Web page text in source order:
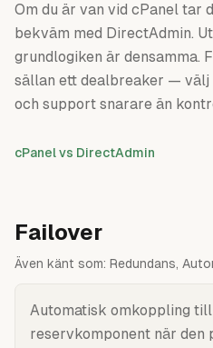
Om du är van vid cPanel tar
bekväm med DirectAdmin.
grundlogiken är densamma.
sällan ett dealbreaker — välj
och support snarare än
cPanel vs DirectAdmin
Failover
Även känt som: Redundans,
Automatisk omkoppling
reservkomponent när den